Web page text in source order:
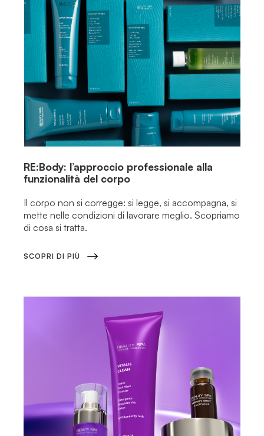
RE:Body: l’approccio professionale alla
funzionalità del corpo
Il corpo non si corregge: si legge, si accompagna, si
mette nelle condizioni di lavorare meglio. Scopriamo
di cosa si tratta.
SCOPRI DI PIÙ